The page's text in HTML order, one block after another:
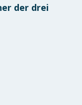
der drei